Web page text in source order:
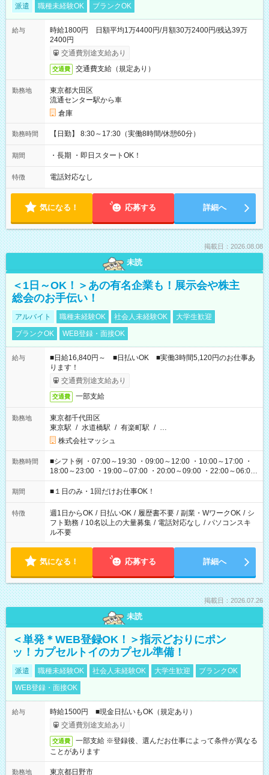
派遣 職種未経験OK ブランクOK
給与
時給1800円 日額平均1万4400円/月額30万2400円/残込39万
2400円
交通費別途支給あり
交通費 交通費支給（規定あり）
勤務地
東京都大田区
流通センター駅から車
倉庫
勤務時間 【日勤】 8:30～17:30（実働8時間/休憩60分）
期間 ・長期 ・即日スタートOK！
特徴 電話対応なし
気になる！ 応募する 詳細へ
掲載日：2026.08.08
未読
＜1日～OK！＞あの有名企業も！展示会や株主
総会のお手伝い！
アルバイト 職種未経験OK 社会人未経験OK
大学生歓迎
ブランクOK
WEB登録・面接OK
給与
■日給16,840円～ ■日払いOK ■実働3時間5,120円のお仕事あ
ります！
交通費別途支給あり
交通費 一部支給
勤務地
東京都千代田区
東京駅 / 水道橋駅 / 有楽町駅 / …
株式会社マッシュ
勤務時間
■シフト例 ・07:00～19:30 ・09:00～12:00 ・10:00～17:00 ・
18:00～23:00 ・19:00～07:00 ・20:00～09:00 ・22:00～06:00
etc ★最短で3時間で5,120円のお仕事から 15時間で2万円近く稼
げるお仕事も！ ご希望のお時間に合わせてご紹介！ ※シフトは
ください！
期間 ■１日のみ・1回だけお仕事OK！
特徴 週1日からOK / 日払いOK / 履歴書不要 / 副業・WワークOK / シ
フト勤務 / 10名以上の大量募集 / 電話対応なし / パソコンスキ
ル不要
気になる！ 応募する 詳細へ
掲載日：2026.07.26
未読
＜単発＊WEB登録OK！＞指示どおりにポン
ッ！カプセルトイのカプセル準備！
派遣 職種未経験OK 社会人未経験OK 大学生歓迎
ブランクOK
WEB登録・面接OK
給与
時給1500円 ■現金日払いもOK（規定あり）
交通費別途支給あり
交通費
一部支給 ※登録後、選んだお仕事によって条件が異なる
ことがあります
勤務地 東京都日野市